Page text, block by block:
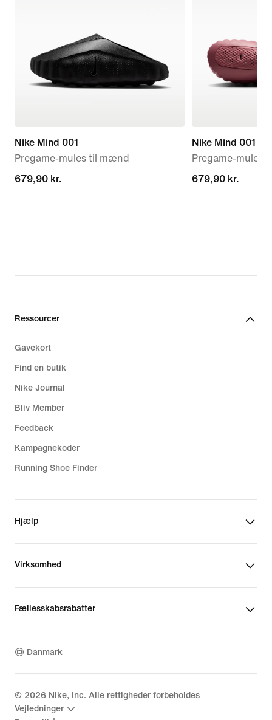
Nike Mind 001
Pregame-mules til mænd
679,90 kr.
679,90 kr.
Nike Mind 001
Pregame-mules
679,90 kr.
679,90 kr.
Ressourcer
Gavekort
Find en butik
Nike Journal
Bliv Member
Feedback
Kampagnekoder
Running Shoe Finder
Hjælp
Virksomhed
Fællesskabsrabatter
Danmark
© 2026 Nike, Inc. Alle rettigheder forbeholdes
Vejledninger